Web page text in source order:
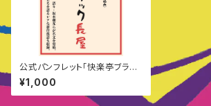
公式パンフレット「快楽亭ブラッ
ク長屋」
¥1,000